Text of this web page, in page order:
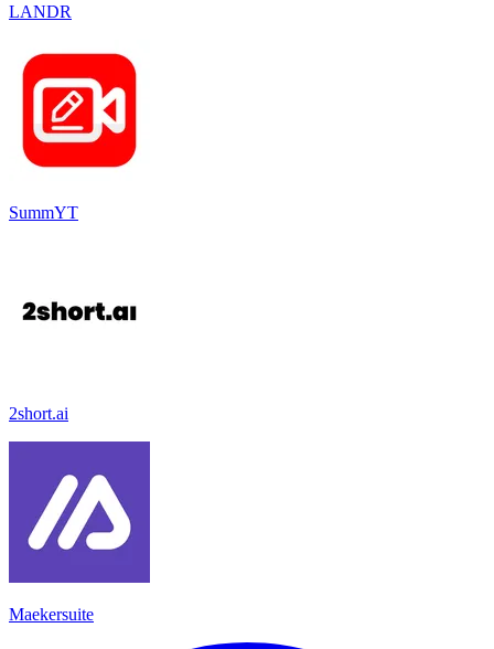
LANDR
SummYT
2short.ai
Maekersuite